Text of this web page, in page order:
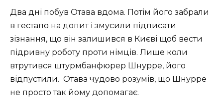
Два дні побув Отава вдома. Потім його забрали
в гестапо на допит і змусили підписати
зізнання, що він залишився в Києві щоб вести
підривну роботу проти німців. Лише коли
втрутився штурмбанфюрер Шнурре, його
відпустили. Отава чудово розумів, що Шнурре
не просто так йому допомагає.